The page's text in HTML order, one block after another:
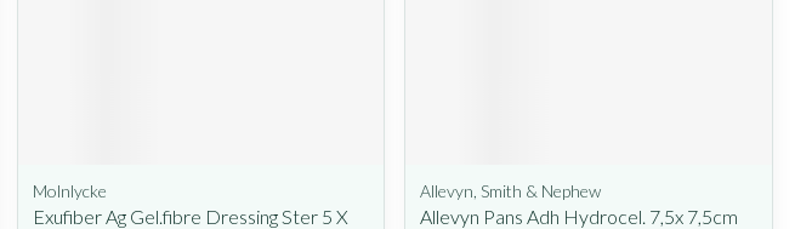
Molnlycke
Exufiber Ag Gel.fibre Dressing Ster 5 X
Allevyn, Smith & Nephew
Allevyn Pans Adh Hydrocel. 7,5x 7,5cm